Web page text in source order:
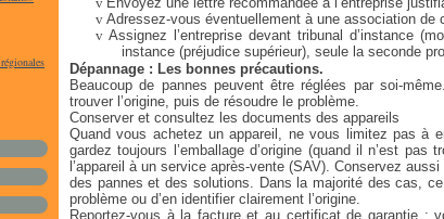
v Adressez-vous éventuellement à une association de
v Assignez l’entreprise devant tribunal d’instance
instance (préjudice supérieur), seule la seconde
Dépannage : Les bonnes précautions.
Beaucoup de pannes peuvent être réglées par soi-
trouver l’origine, puis de résoudre le problème.
Conserver et consultez les documents des appareils
Quand vous achetez un appareil, ne vous limitez pas à
gardez toujours l’emballage d’origine (quand il n’est
l’appareil à un service après-vente (SAV). Conservez
des pannes et des solutions. Dans la majorité des cas,
problème ou d’en identifier clairement l’origine.
Reportez-vous à la facture et au certificat de garantie ;